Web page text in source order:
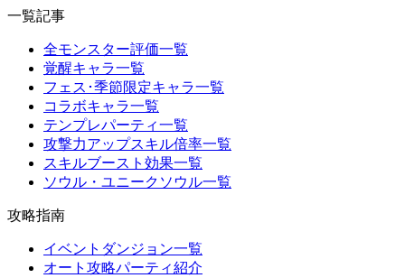
一覧記事
全モンスター評価一覧
覚醒キャラ一覧
フェス･季節限定キャラ一覧
コラボキャラ一覧
テンプレパーティ一覧
攻撃力アップスキル倍率一覧
スキルブースト効果一覧
ソウル・ユニークソウル一覧
攻略指南
イベントダンジョン一覧
オート攻略パーティ紹介